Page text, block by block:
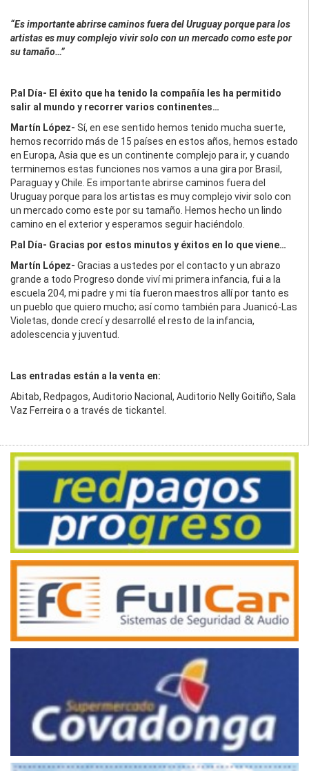
“Es importante abrirse caminos fuera del Uruguay porque para los
artistas es muy complejo vivir solo con un mercado como este por
su tamaño…”
P.al Día- El éxito que ha tenido la compañía les ha permitido
salir al mundo y recorrer varios continentes…
Martín López- Sí, en ese sentido hemos tenido mucha suerte,
hemos recorrido más de 15 países en estos años, hemos estado
en Europa, Asia que es un continente complejo para ir, y cuando
terminemos estas funciones nos vamos a una gira por Brasil,
Paraguay y Chile. Es importante abrirse caminos fuera del
Uruguay porque para los artistas es muy complejo vivir solo con
un mercado como este por su tamaño. Hemos hecho un lindo
camino en el exterior y esperamos seguir haciéndolo.
P.al Día- Gracias por estos minutos y éxitos en lo que viene…
Martín López- Gracias a ustedes por el contacto y un abrazo
grande a todo Progreso donde viví mi primera infancia, fui a la
escuela 204, mi padre y mi tía fueron maestros allí por tanto es
un pueblo que quiero mucho; así como también para Juanicó-Las
Violetas, donde crecí y desarrollé el resto de la infancia,
adolescencia y juventud.
Las entradas están a la venta en:
Abitab, Redpagos, Auditorio Nacional, Auditorio Nelly Goitiño, Sala
Vaz Ferreira o a través de tickantel.